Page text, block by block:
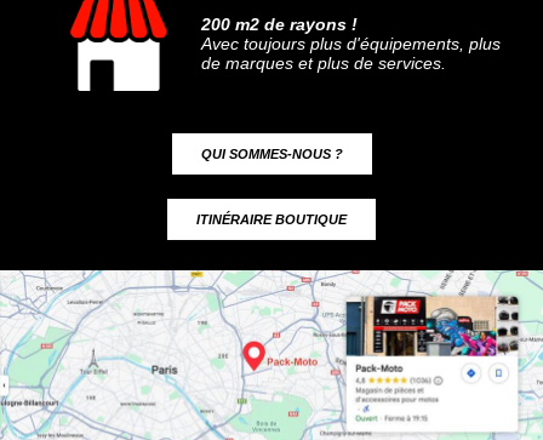
200 m2 de rayons !
Avec toujours plus d'équipements, plus
de marques et plus de services.
QUI SOMMES-NOUS ?
ITINÉRAIRE BOUTIQUE